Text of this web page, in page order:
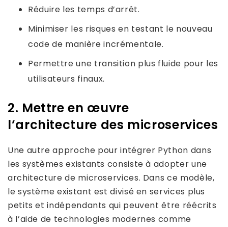
Réduire les temps d’arrêt.
Minimiser les risques en testant le nouveau
code de manière incrémentale.
Permettre une transition plus fluide pour les
utilisateurs finaux.
2. Mettre en œuvre
l’architecture des microservices
Une autre approche pour intégrer Python dans
les systèmes existants consiste à adopter une
architecture de microservices. Dans ce modèle,
le système existant est divisé en services plus
petits et indépendants qui peuvent être réécrits
à l’aide de technologies modernes comme